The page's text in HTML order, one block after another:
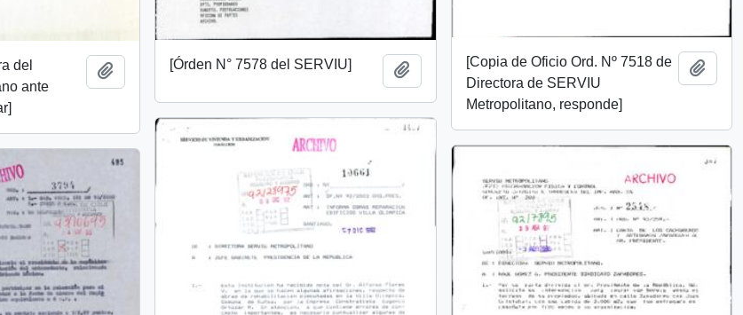
del
ante
Añadir al portapapeles
[Órden N° 7578 del SERVIU] Añadir al portapapeles
[Copia de Oficio Ord. Nº 7518 de
Directora de SERVIU
Metropolitano, responde]